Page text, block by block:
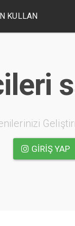
KULLAN
GIRIŞ YAP